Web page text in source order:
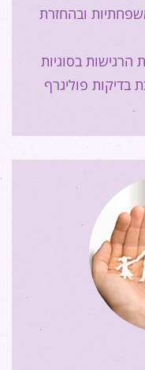
ובהחזרת
הרגישות בסוגיות
בדיקות פוליגרף